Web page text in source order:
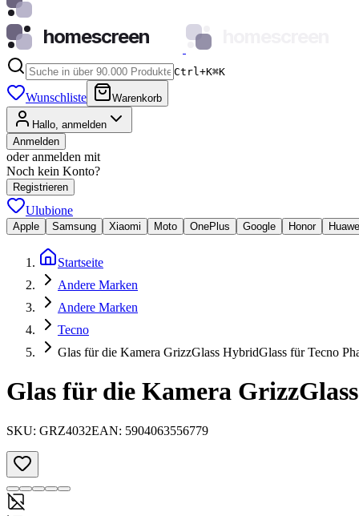
homescreen
Ctrl+K⌘K
Wunschliste Warenkorb
Hallo, anmelden
Anmelden
oder anmelden mit
Noch kein Konto?
Registrieren
Ulubione
Apple Samsung Xiaomi Moto OnePlus Google Honor
Startseite
Andere Marken
Andere Marken
Tecno
Glas für die Kamera GrizzGlass HybridGlass für Tecno
Glas für die Kamera
SKU: GRZ4032EAN: 5904063556779